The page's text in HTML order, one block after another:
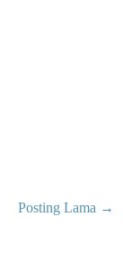
Posting Lama →